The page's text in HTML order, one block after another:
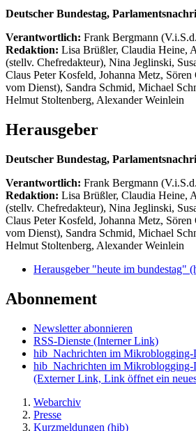
Deutscher Bundestag,
Verantwortlich: Frank Bergmann
Redaktion: Lisa Brüßler, Claudia Heine,
(stellv. Chefredakteur), Nina Jeglinski,
Claus Peter Kosfeld, Johanna Metz,
vom Dienst), Sandra Schmid, Michael
Helmut Stoltenberg, Alexander Weinlein
Herausgeber
Deutscher Bundestag,
Verantwortlich: Frank Bergmann
Redaktion: Lisa Brüßler, Claudia Heine,
(stellv. Chefredakteur), Nina Jeglinski,
Claus Peter Kosfeld, Johanna Metz,
vom Dienst), Sandra Schmid, Michael
Helmut Stoltenberg, Alexander Weinlein
Herausgeber "heute im bundestag"
Abonnement
Newsletter abonnieren
RSS-Dienste (Interner Link)
hib_Nachrichten im
hib_Nachrichten im Mikroblogging-
(Externer Link, Link öffnet ein
Webarchiv
Presse
Kurzmeldungen (hib)